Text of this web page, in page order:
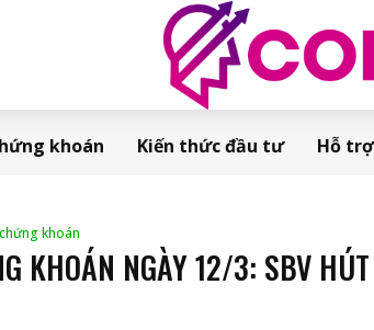
khoán Kiến thức đầu tư Hỗ
khoán
KHOÁN NGÀY 12/3: SBV